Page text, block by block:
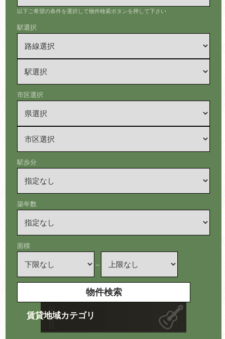
以下ご希望の条件を選択して物件検索ボタンを押して下さい
駅選択
市区選択
駅歩分
築年数
面積
～
賃貸地域カテゴリ